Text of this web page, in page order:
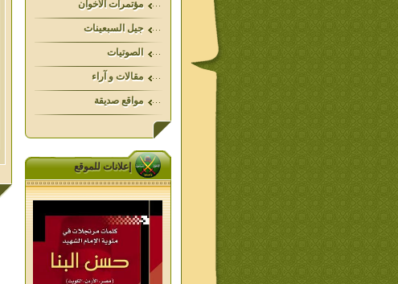
مؤتمرات الاخوان
جيل السبعينات
الصوتيات
مقالات و آراء
مواقع صديقة
إعلانات للموقع